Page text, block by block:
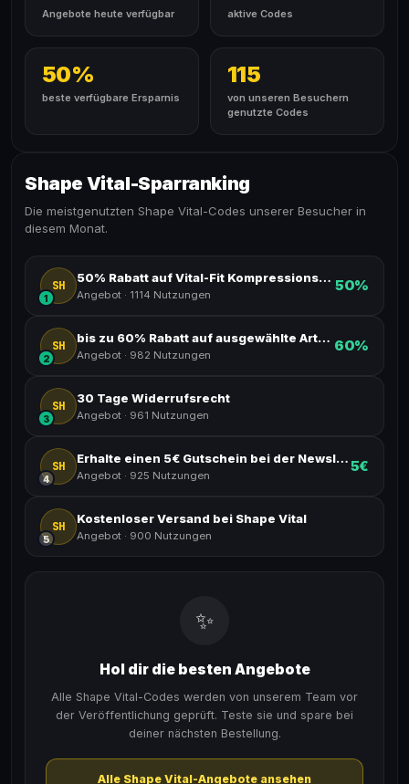
Angebote heute verfügbar aktive Codes
50%
beste verfügbare Ersparnis
115
von unseren Besuchern
genutzte Codes
Shape Vital-Sparranking
Die meistgenutzten Shape Vital-Codes unserer Besucher in
diesem Monat.
SH
1
50% Rabatt auf Vital-Fit Kompressionsleggings
Angebot · 1114 Nutzungen
50%
SH
2
bis zu 60% Rabatt auf ausgewählte Artikel
Angebot · 982 Nutzungen
60%
SH
3
30 Tage Widerrufsrecht
Angebot · 961 Nutzungen
SH
4
Erhalte einen 5€ Gutschein bei der Newsletter-Anmeldung
Angebot · 925 Nutzungen
5€
SH
5
Kostenloser Versand bei Shape Vital
Angebot · 900 Nutzungen
✨
Hol dir die besten Angebote
Alle Shape Vital-Codes werden von unserem Team vor
der Veröffentlichung geprüft. Teste sie und spare bei
deiner nächsten Bestellung.
Alle Shape Vital-Angebote ansehen